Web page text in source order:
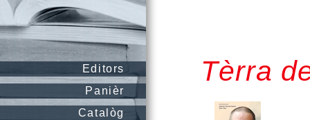
Editors
Panièr
Catalòg
Tèrra